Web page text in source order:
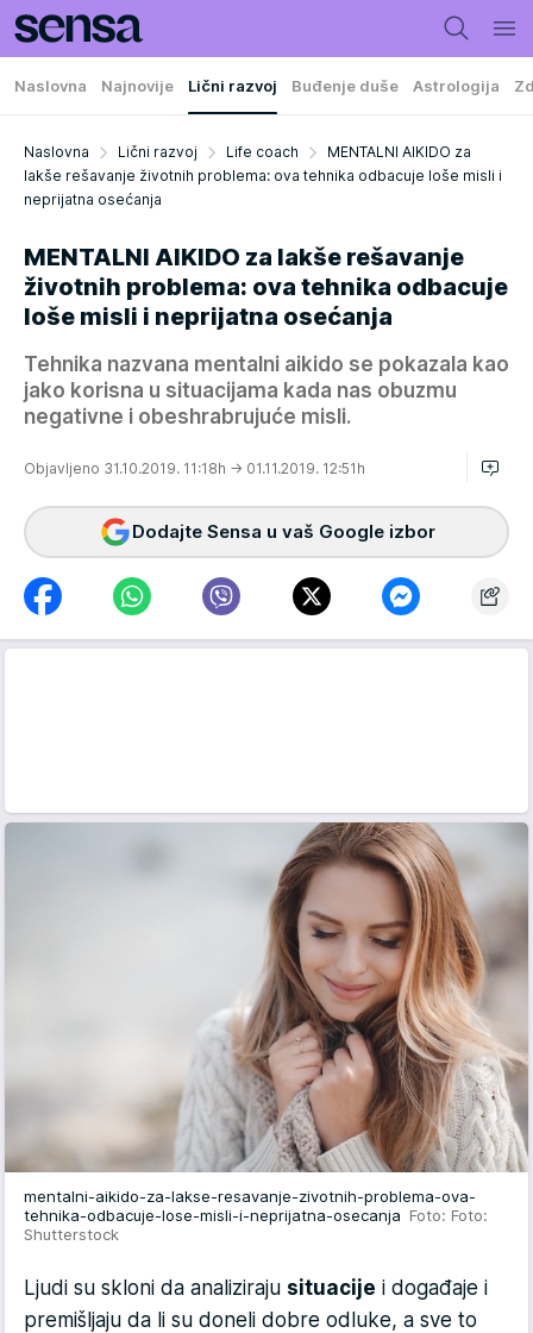
Naslovna Najnovije Lični razvoj Buđenje duše Astrologija
Naslovna Lični razvoj Life coach
MENTALNI AIKIDO za
lakše rešavanje životnih problema: ova tehnika odbacuje loše misli i
neprijatna osećanja
MENTALNI AIKIDO za lakše rešavanje
životnih problema: ova tehnika odbacuje
loše misli i neprijatna osećanja
Tehnika nazvana mentalni aikido se pokazala kao
jako korisna u situacijama kada nas obuzmu
negativne i obeshrabrujuće misli.
Objavljeno 31.10.2019. 11:18h → 01.11.2019. 12:51h
Dodajte Sensa u vaš Google izbor
mentalni-aikido-za-lakse-resavanje-zivotnih-problema-ova-
tehnika-odbacuje-lose-misli-i-neprijatna-osecanja Foto: Foto:
Shutterstock
Ljudi su skloni da analiziraju situacije i događaje i
premišljaju da li su doneli dobre odluke, a sve to